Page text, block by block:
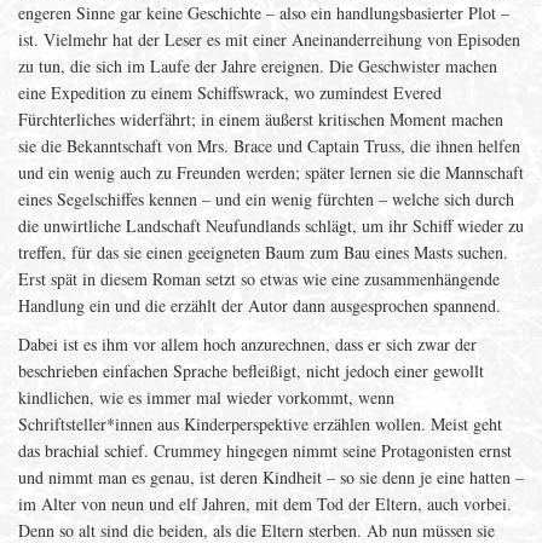
engeren Sinne gar keine Geschichte – also ein handlungsbasierter Plot –
ist. Vielmehr hat der Leser es mit einer Aneinanderreihung von Episoden
zu tun, die sich im Laufe der Jahre ereignen. Die Geschwister machen
eine Expedition zu einem Schiffswrack, wo zumindest Evered
Fürchterliches widerfährt; in einem äußerst kritischen Moment machen
sie die Bekanntschaft von Mrs. Brace und Captain Truss, die ihnen helfen
und ein wenig auch zu Freunden werden; später lernen sie die Mannschaft
eines Segelschiffes kennen – und ein wenig fürchten – welche sich durch
die unwirtliche Landschaft Neufundlands schlägt, um ihr Schiff wieder zu
treffen, für das sie einen geeigneten Baum zum Bau eines Masts suchen.
Erst spät in diesem Roman setzt so etwas wie eine zusammenhängende
Handlung ein und die erzählt der Autor dann ausgesprochen spannend.
Dabei ist es ihm vor allem hoch anzurechnen, dass er sich zwar der
beschrieben einfachen Sprache befleißigt, nicht jedoch einer gewollt
kindlichen, wie es immer mal wieder vorkommt, wenn
Schriftsteller*innen aus Kinderperspektive erzählen wollen. Meist geht
das brachial schief. Crummey hingegen nimmt seine Protagonisten ernst
und nimmt man es genau, ist deren Kindheit – so sie denn je eine hatten –
im Alter von neun und elf Jahren, mit dem Tod der Eltern, auch vorbei.
Denn so alt sind die beiden, als die Eltern sterben. Ab nun müssen sie